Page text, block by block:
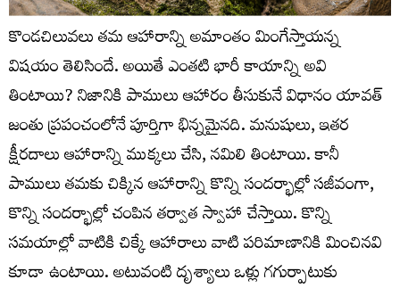
కొండచిలువలు తమ ఆహారాన్ని అమాంతం మింగేస్తాయన్న
విషయం తెలిసిందే. అయితే ఎంతటి భారీ కాయాన్ని అవి
తింటాయి? నిజానికి పాములు ఆహారం తీసుకునే విధానం యావత్‌
జంతు ప్రపంచంలోనే పూర్తిగా భిన్నమైనది. మనుషులు, ఇతర
క్షీరదాలు ఆహారాన్ని ముక్కలు చేసి, నమిలి తింటాయి. కానీ
పాములు తమకు చిక్కిన ఆహారాన్ని కొన్ని సందర్భాల్లో సజీవంగా,
కొన్ని సందర్భాల్లో చంపిన తర్వాత స్వాహా చేస్తాయి. కొన్ని
సమయాల్లో వాటికి చిక్కే ఆహారాలు వాటి పరిమాణానికి మించినవి
కూడా ఉంటాయి. అటువంటి దృశ్యాలు ఒళ్లు గగుర్పాటుకు